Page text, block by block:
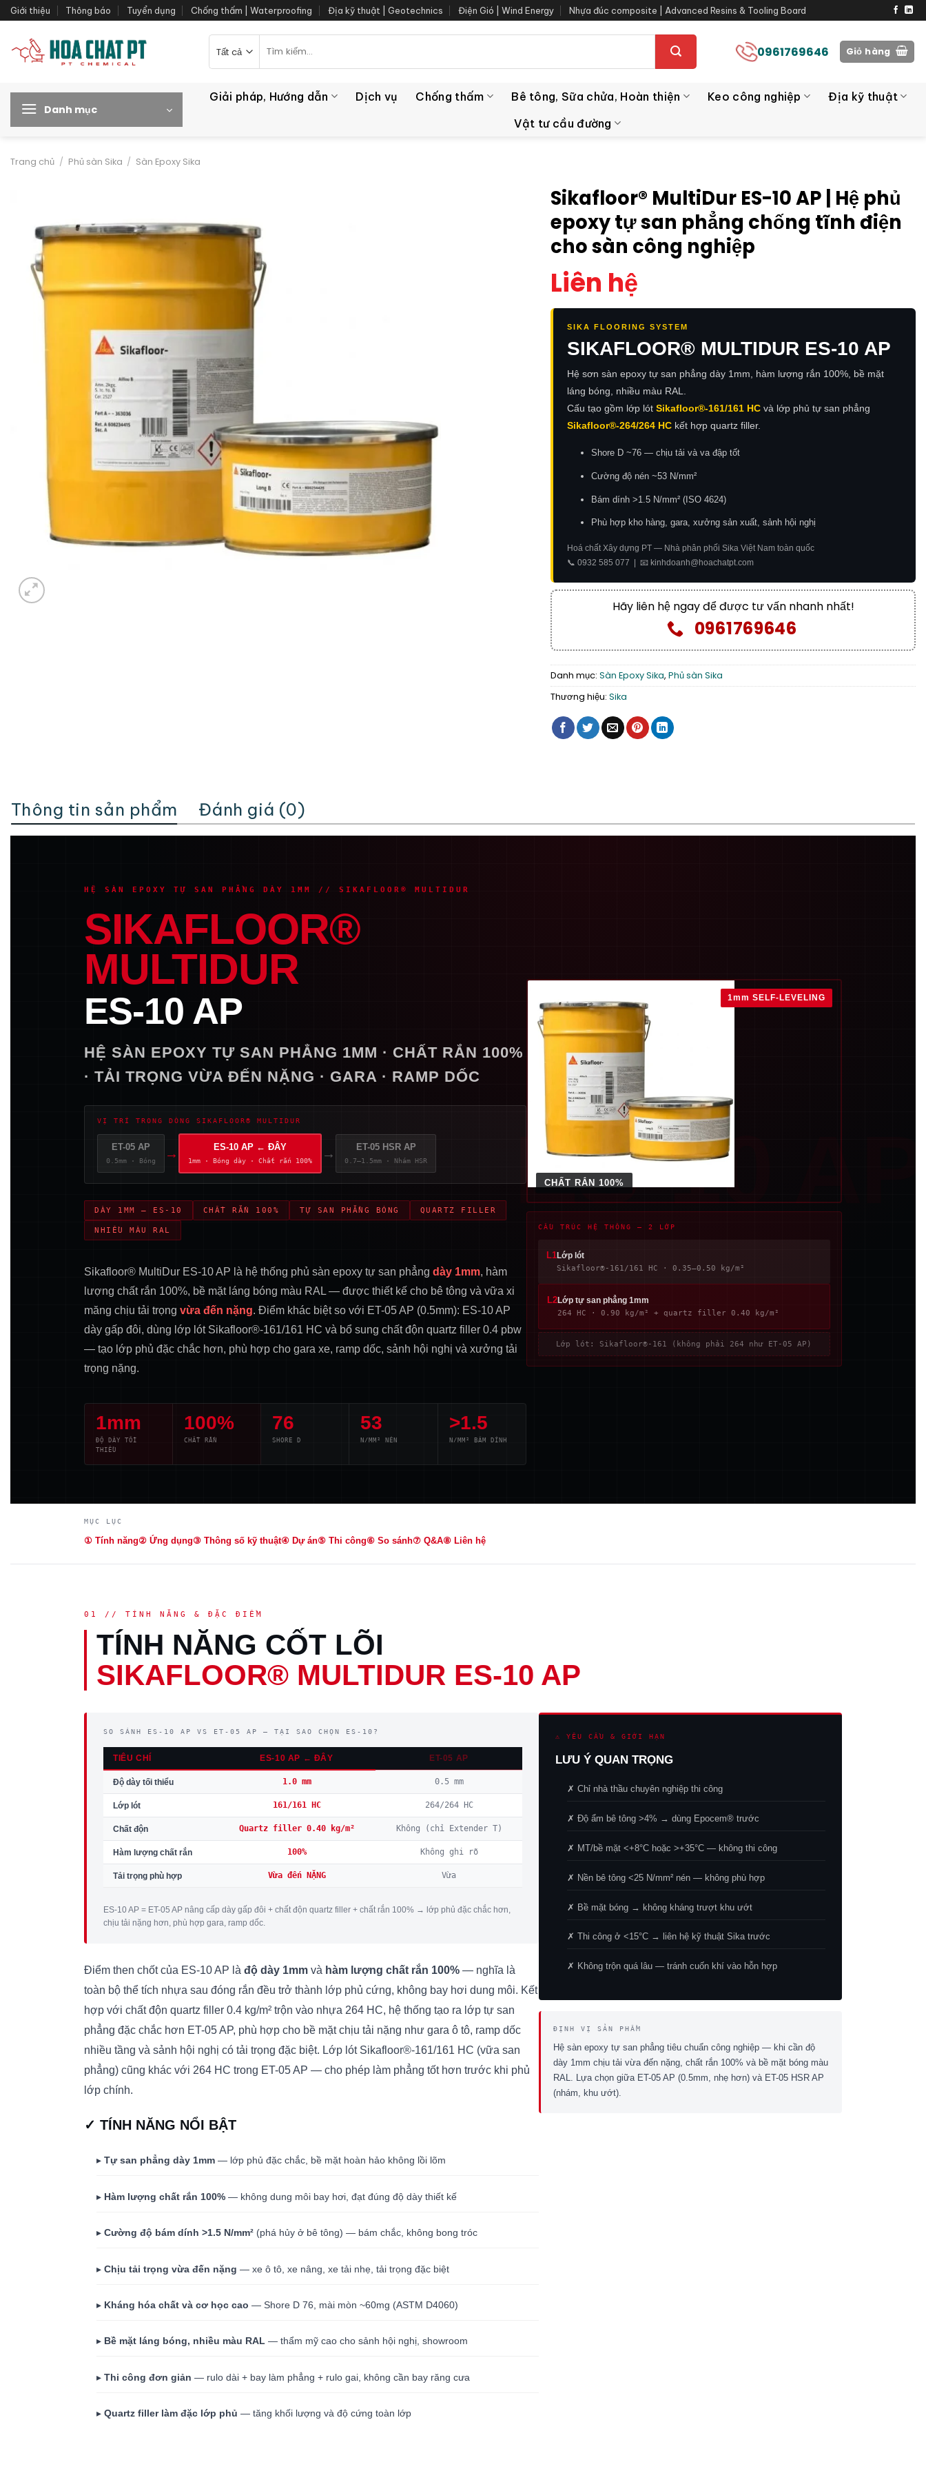
Bỏ
qua
dung
Giới thiệu Thông báo Tuyển dụng Chống thấm | Waterproofing Địa kỹ thuật | Geotechnics Điện Gió | Wind Energy Nhựa đúc composite | Advanced Resins & Tooling Board
kiếm:
0961769646 Giỏ hàng
Danh mục
Giải pháp, Hướng dẫn Dịch vụ Chống thấm Bê tông, Sữa chửa, Hoàn thiện Keo công nghiệp
Địa kỹ thuật
Vật tư cầu đường
Trang chủ / Phủ sàn Sika / Sàn Epoxy Sika
Sikafloor® MultiDur ES-10 AP | Hệ phủ
epoxy tự san phẳng chống tĩnh điện
cho sàn công nghiệp
Liên hệ
SIKA FLOORING SYSTEM
SIKAFLOOR® MULTIDUR ES-10 AP
Hệ sơn sàn epoxy tự san phẳng dày 1mm, hàm lượng rắn 100%, bề mặt
láng bóng, nhiều màu RAL.
Cấu tạo gồm lớp lót Sikafloor®-161/161 HC và lớp phủ tự san phẳng
Sikafloor®-264/264 HC kết hợp quartz filler.
Shore D ~76 — chịu tải và va đập tốt
Cường độ nén ~53 N/mm²
Bám dính >1.5 N/mm² (ISO 4624)
Phù hợp kho hàng, gara, xưởng sản xuất, sảnh hội nghị
Hoá chất Xây dựng PT — Nhà phân phối Sika Việt Nam toàn quốc
📞 0932 585 077 | 📧 kinhdoanh@hoachatpt.com
Hãy liên hệ ngay để được tư vấn nhanh nhất!
0961769646
Danh mục: Sàn Epoxy Sika, Phủ sàn Sika
Thương hiệu: Sika
Thông tin sản phẩm Đánh giá (0)
ES-10 AP
HỆ SÀN EPOXY TỰ SAN PHẲNG DÀY 1MM // SIKAFLOOR® MULTIDUR
SIKAFLOOR®
MULTIDUR
ES-10 AP
HỆ SÀN EPOXY TỰ SAN PHẲNG 1MM · CHẤT RẮN 100%
· TẢI TRỌNG VỪA ĐẾN NẶNG · GARA · RAMP DỐC
VỊ TRÍ TRONG DÒNG SIKAFLOOR® MULTIDUR
ET-05 AP
0.5mm · Bóng → ES-10 AP ← ĐÂY
1mm · Bóng dày · Chất rắn 100% → ET-05 HSR AP
0.7–1.5mm · Nhám HSR
DÀY 1MM — ES-10 CHẤT RẮN 100% TỰ SAN PHẲNG BÓNG QUARTZ FILLER
NHIỀU MÀU RAL
Sikafloor® MultiDur ES-10 AP là hệ thống phủ sàn epoxy tự san phẳng dày 1mm, hàm
lượng chất rắn 100%, bề mặt láng bóng màu RAL — được thiết kế cho bê tông và vữa xi
măng chịu tải trọng vừa đến nặng. Điểm khác biệt so với ET-05 AP (0.5mm): ES-10 AP
dày gấp đôi, dùng lớp lót Sikafloor®-161/161 HC và bổ sung chất độn quartz filler 0.4 pbw
— tạo lớp phủ đặc chắc hơn, phù hợp cho gara xe, ramp dốc, sảnh hội nghị và xưởng tải
trọng nặng.
1mm
ĐỘ DÀY TỐI
THIỂU
100%
CHẤT RẮN
76
SHORE D
53
N/MM² NÉN
>1.5
N/MM² BÁM DÍNH
1mm SELF-LEVELING
CHẤT RẮN 100%
CẤU TRÚC HỆ THỐNG — 2 LỚP
L1Lớp lót
Sikafloor®-161/161 HC · 0.35–0.50 kg/m²
L2Lớp tự san phẳng 1mm
264 HC · 0.90 kg/m² + quartz filler 0.40 kg/m²
Lớp lót: Sikafloor®-161 (không phải 264 như ET-05 AP)
MỤC LỤC
① Tính năng② Ứng dụng③ Thông số kỹ thuật④ Dự án⑤ Thi công⑥ So sánh⑦ Q&A⑧ Liên hệ
01 // TÍNH NĂNG & ĐẶC ĐIỂM
TÍNH NĂNG CỐT LÕI
SIKAFLOOR® MULTIDUR ES-10 AP
SO SÁNH ES-10 AP VS ET-05 AP — TẠI SAO CHỌN ES-10?
TIÊU CHÍ ES-10 AP ← ĐÂY ET-05 AP
Độ dày tối thiểu 1.0 mm 0.5 mm
Lớp lót 161/161 HC 264/264 HC
Chất độn Quartz filler 0.40 kg/m² Không (chỉ Extender T)
Hàm lượng chất rắn 100% Không ghi rõ
Tải trọng phù hợp Vừa đến NẶNG Vừa
ES-10 AP = ET-05 AP nâng cấp dày gấp đôi + chất độn quartz filler + chất rắn 100% → lớp phủ đặc chắc hơn,
chịu tải nặng hơn, phù hợp gara, ramp dốc.
Điểm then chốt của ES-10 AP là độ dày 1mm và hàm lượng chất rắn 100% — nghĩa là
toàn bộ thể tích nhựa sau đóng rắn đều trở thành lớp phủ cứng, không bay hơi dung môi. Kết
hợp với chất độn quartz filler 0.4 kg/m² trộn vào nhựa 264 HC, hệ thống tạo ra lớp tự san
phẳng đặc chắc hơn ET-05 AP, phù hợp cho bề mặt chịu tải nặng như gara ô tô, ramp dốc
nhiều tầng và sảnh hội nghị có tải trọng đặc biệt. Lớp lót Sikafloor®-161/161 HC (vữa san
phẳng) cũng khác với 264 HC trong ET-05 AP — cho phép làm phẳng tốt hơn trước khi phủ
lớp chính.
✓ TÍNH NĂNG NỔI BẬT
▸Tự san phẳng dày 1mm — lớp phủ đặc chắc, bề mặt hoàn hảo không lồi lõm
▸ Hàm lượng chất rắn 100% — không dung môi bay hơi, đạt đúng độ dày thiết kế
▸Cường độ bám dính >1.5 N/mm² (phá hủy ở bê tông) — bám chắc, không bong tróc
▸Chịu tải trọng vừa đến nặng — xe ô tô, xe nâng, xe tải nhẹ, tải trọng đặc biệt
▸ Kháng hóa chất và cơ học cao — Shore D 76, mài mòn ~60mg (ASTM D4060)
▸ Bề mặt láng bóng, nhiều màu RAL — thẩm mỹ cao cho sảnh hội nghị, showroom
▸Thi công đơn giản — rulo dài + bay làm phẳng + rulo gai, không cần bay răng cưa
▸Quartz filler làm đặc lớp phủ — tăng khối lượng và độ cứng toàn lớp
⚠ YÊU CẦU & GIỚI HẠN
LƯU Ý QUAN TRỌNG
✗ Chỉ nhà thầu chuyên nghiệp thi công
✗ Độ ẩm bê tông >4% → dùng Epocem® trước
✗ MT/bề mặt <+8°C hoặc >+35°C — không thi công
✗ Nền bê tông <25 N/mm² nén — không phù hợp
✗ Bề mặt bóng → không kháng trượt khu ướt
✗ Thi công ở <15°C → liên hệ kỹ thuật Sika trước
✗ Không trộn quá lâu — tránh cuốn khí vào hỗn hợp
ĐỊNH VỊ SẢN PHẨM
Hệ sàn epoxy tự san phẳng tiêu chuẩn công nghiệp — khi cần độ
dày 1mm chịu tải vừa đến nặng, chất rắn 100% và bề mặt bóng màu
RAL. Lựa chọn giữa ET-05 AP (0.5mm, nhẹ hơn) và ET-05 HSR AP
(nhám, khu ướt).